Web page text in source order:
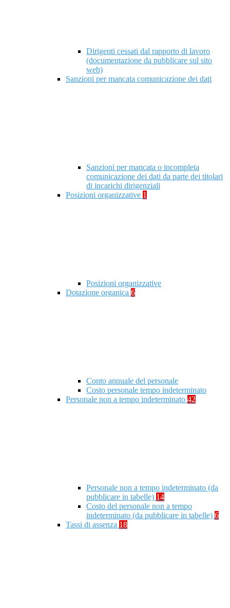
Dirigenti cessati dal rapporto di lavoro
(documentazione da pubblicare sul sito
web)
Sanzioni per mancata comunicazione dei dati
Sanzioni per mancata o incompleta
comunicazione dei dati da parte dei titolari
di incarichi dirigenziali
Posizioni organizzative 1
Posizioni organizzative
Dotazione organica 6
Conto annuale del personale
Costo personale tempo indeterminato
Personale non a tempo indeterminato 42
Personale non a tempo indeterminato (da
pubblicare in tabelle) 14
Costo del personale non a tempo
indeterminato (da pubblicare in tabelle) 6
Tassi di assenza 18